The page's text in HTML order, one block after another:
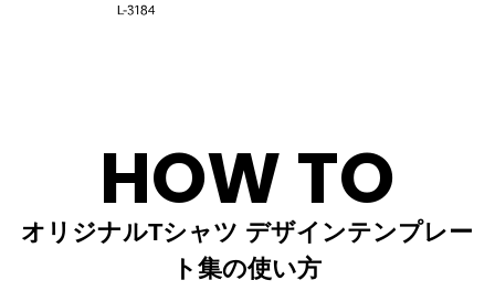
HOW TO
オリジナルTシャツ デザインテンプレー
ト集の使い方